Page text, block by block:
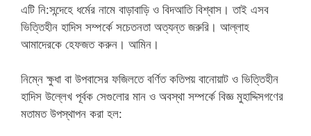
এটি নি:সন্দেহে ধর্মের নামে বাড়াবাড়ি ও বিদআতি বিশ্বাস। তাই এসব
ভিত্তিহীন হাদিস সম্পর্কে সচেতনতা অত্যন্ত জরুরি। আল্লাহ
আমাদেরকে হেফজত করুন। আমিন।
নিম্নে ক্ষুধা বা উপবাসের ফজিলতে বর্ণিত কতিপয় বানোয়াট ও ভিত্তিহীন
হাদিস উল্লেখ পূর্বক সেগুলোর মান ও অবস্থা সম্পর্কে বিজ্ঞ মুহাদ্দিসগণের
মতামত উপস্থাপন করা হল: